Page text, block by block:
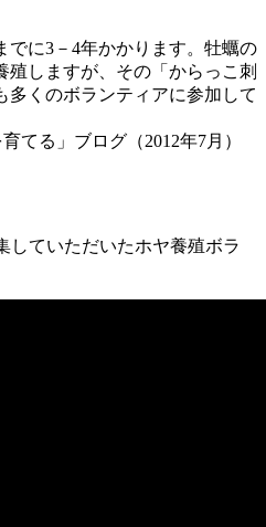
でに3－4年かかります。牡蠣の
しますが、その「からっこ刺
多くのボランティアに参加して
てる」ブログ（2012年7月）
していただいたホヤ養殖ボラ